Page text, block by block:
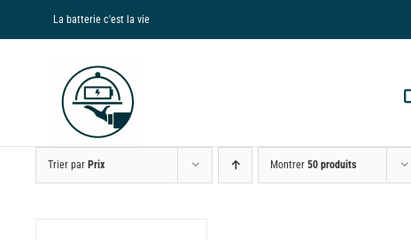
au
La batterie c'est la vie
Trier par Prix Montrer 50 produits